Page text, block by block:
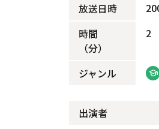
放送日時
時間
（分）
2
ジャンル school
出演者